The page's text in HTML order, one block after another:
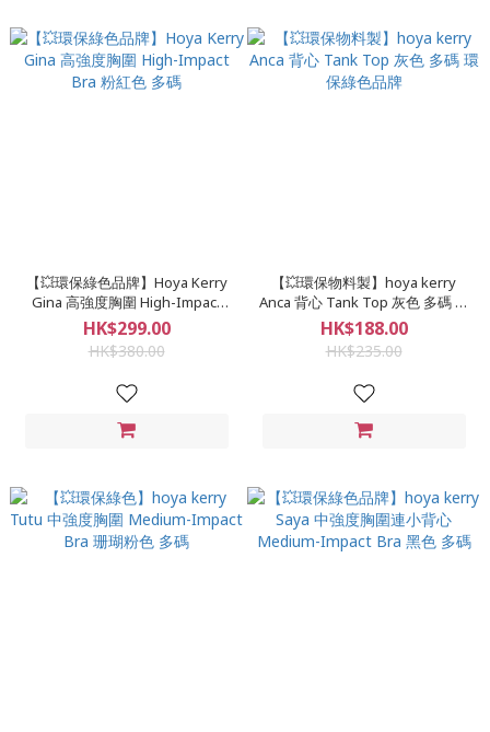
【💥環保綠色品牌】Hoya Kerry
Gina 高強度胸圍 High-Impact
Bra 粉紅色 多碼
HK$299.00
HK$380.00
【💥環保物料製】hoya kerry
Anca 背心 Tank Top 灰色 多碼 環
保綠色品牌
HK$188.00
HK$235.00